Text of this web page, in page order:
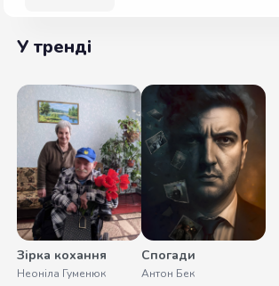
У тренді
Зірка кохання
Неоніла Гуменюк
Спогади
Антон Бек